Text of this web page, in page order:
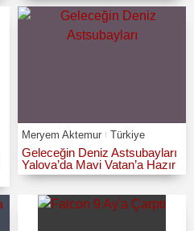
Meryem Aktemur Türkiye
Geleceğin Deniz Astsubayları
Yalova’da Mavi Vatan’a Hazır